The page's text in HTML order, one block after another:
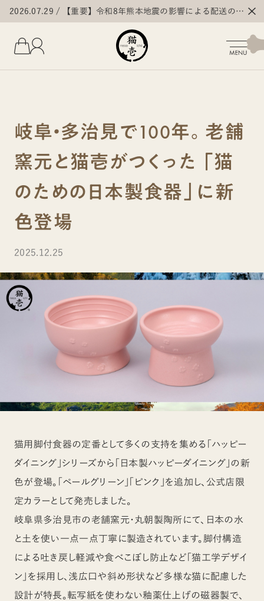
2026.07.29
【重要】令和8年熊本地震の影響による配送の遅
延・停止について
岐阜・多治見で100年。老舗
窯元と猫壱がつくった 「猫
のための日本製食器」に新
色登場
2025.12.25
猫用脚付食器の定番として多くの支持を集める「ハッピー
ダイニング」シリーズから「日本製ハッピーダイニング」の新
色が登場。「ペールグリーン」「ピンク」を追加し、公式店限
定カラーとして発売しました。
岐阜県多治見市の老舗窯元・丸朝製陶所にて、日本の水
と土を使い一点一点丁寧に製造されています。脚付構造
による吐き戻し軽減や食べこぼし防止など「猫工学デザイ
ン」を採用し、浅広口や斜め形状など多様な猫に配慮した
設計が特長。転写紙を使わない釉薬仕上げの磁器製で、